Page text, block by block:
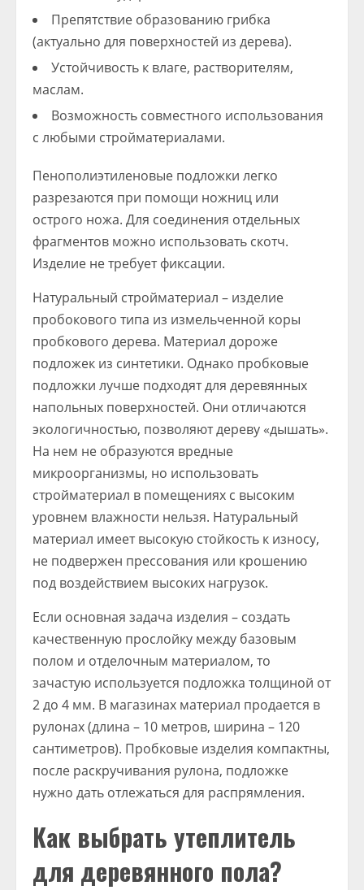
Препятствие образованию грибка
(актуально для поверхностей из дерева).
Устойчивость к влаге, растворителям,
маслам.
Возможность совместного использования
с любыми стройматериалами.
Пенополиэтиленовые подложки легко
разрезаются при помощи ножниц или
острого ножа. Для соединения отдельных
фрагментов можно использовать скотч.
Изделие не требует фиксации.
Натуральный стройматериал – изделие
пробокового типа из измельченной коры
пробкового дерева. Материал дороже
подложек из синтетики. Однако пробковые
подложки лучше подходят для деревянных
напольных поверхностей. Они отличаются
экологичностью, позволяют дереву «дышать».
На нем не образуются вредные
микроорганизмы, но использовать
стройматериал в помещениях с высоким
уровнем влажности нельзя. Натуральный
материал имеет высокую стойкость к износу,
не подвержен прессования или крошению
под воздействием высоких нагрузок.
Если основная задача изделия – создать
качественную прослойку между базовым
полом и отделочным материалом, то
зачастую используется подложка толщиной от
2 до 4 мм. В магазинах материал продается в
рулонах (длина – 10 метров, ширина – 120
сантиметров). Пробковые изделия компактны,
после раскручивания рулона, подложке
нужно дать отлежаться для распрямления.
Как выбрать утеплитель
для деревянного пола?